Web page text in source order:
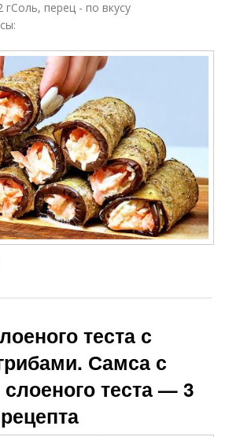
перец - по вкусу
теста с
Самса с
теста — 3